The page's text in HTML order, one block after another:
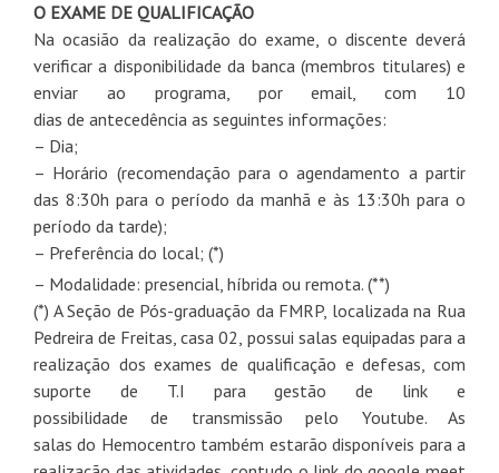
O EXAME DE QUALIFICAÇÃO
Na ocasião da realização do exame, o discente deverá
verificar a disponibilidade da banca (membros titulares) e
enviar ao programa, por email, com 10
dias de antecedência as seguintes informações:
– Dia;
– Horário (recomendação para o agendamento a partir
das 8:30h para o período da manhã e às 13:30h para o
período da tarde);
– Preferência do local; (*)
– Modalidade: presencial, híbrida ou remota. (**)
(*) A Seção de Pós-graduação da FMRP, localizada na Rua
Pedreirade Freitas, casa 02, possui salas equipadas para a
realização dosexames de qualificação e defesas, com
suporte de T.I para gestãode link e
possibilidadede transmissão pelo Youtube. As
salasdo Hemocentro também estarão disponíveis para a